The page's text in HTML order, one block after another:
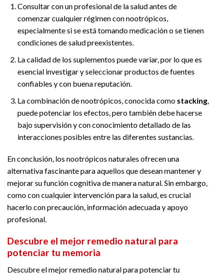
Consultar con un profesional de la salud antes de
comenzar cualquier régimen con nootrópicos,
especialmente si se está tomando medicación o se tienen
condiciones de salud preexistentes.
La calidad de los suplementos puede variar, por lo que es
esencial investigar y seleccionar productos de fuentes
confiables y con buena reputación.
La combinación de nootrópicos, conocida como stacking,
puede potenciar los efectos, pero también debe hacerse
bajo supervisión y con conocimiento detallado de las
interacciones posibles entre las diferentes sustancias.
En conclusión, los nootrópicos naturales ofrecen una
alternativa fascinante para aquellos que desean mantener y
mejorar su función cognitiva de manera natural. Sin embargo,
como con cualquier intervención para la salud, es crucial
hacerlo con precaución, información adecuada y apoyo
profesional.
Descubre el mejor remedio natural para
potenciar tu memoria
Descubre el mejor remedio natural para potenciar tu